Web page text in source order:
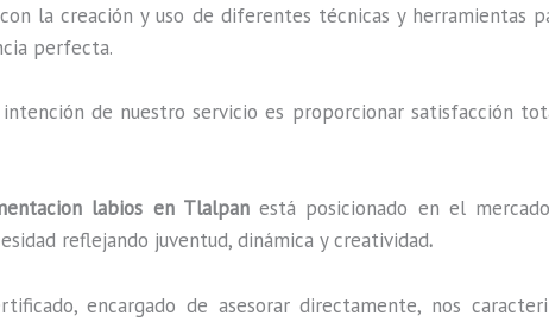
la creación y uso de diferentes técnicas y herramientas
perfecta.
de nuestro servicio es proporcionar satisfacción
labios en Tlalpanestá posicionado en el
reflejando juventud, dinámica y creatividad.
encargado de asesorar directamente, nos